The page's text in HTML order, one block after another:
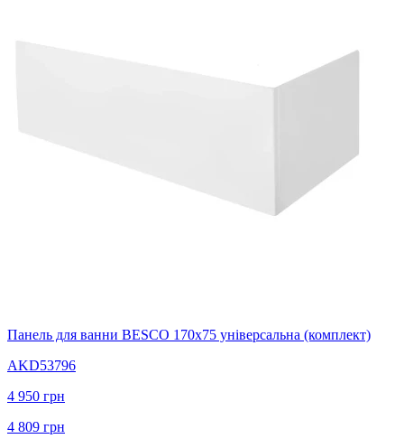
Панель для ванни BESCO 170х75 універсальна (комплект)
AKD53796
4 950 грн
4 809 грн